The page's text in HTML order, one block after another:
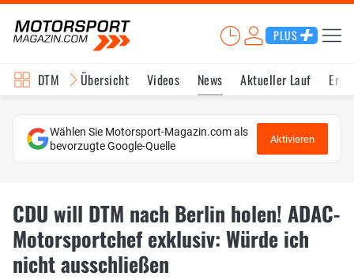
PLUS
DTM Übersicht Videos News Aktueller Lauf
Wählen Sie Motorsport-Magazin.com als
bevorzugte Google-Quelle
Aktivieren
CDU will DTM nach Berlin holen! ADAC-
Motorsportchef exklusiv: Würde ich
nicht ausschließen